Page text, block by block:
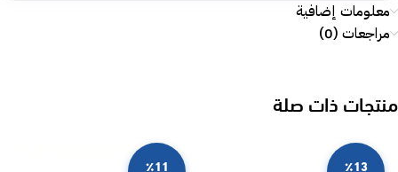
معلومات إضافية
مراجعات (0)
منتجات ذات صلة
٪13 ٪11